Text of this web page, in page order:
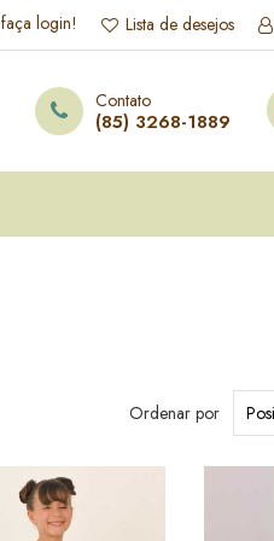
login! Lista de desejos
Contato
(85) 3268-1889
Ordenar por